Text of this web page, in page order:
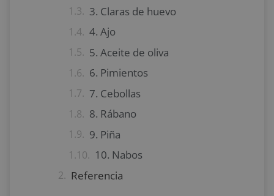
3. Claras de huevo
4. Ajo
5. Aceite de oliva
6. Pimientos
7. Cebollas
8. Rábano
9. Piña
10. Nabos
Referencia